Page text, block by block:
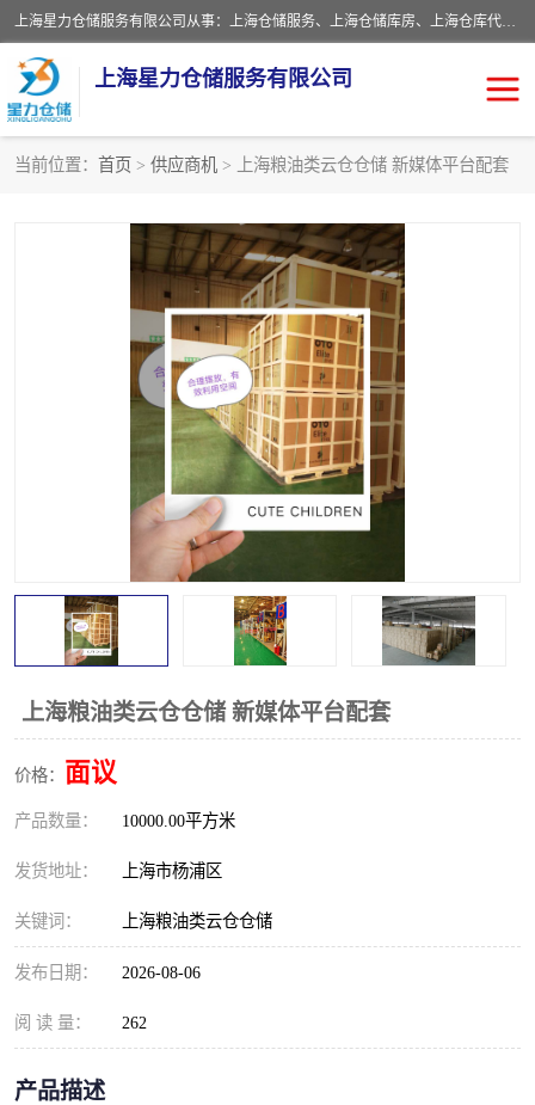
上海星力仓储服务有限公司从事：上海仓储服务、上海仓储库房、上海仓库代运营、上海仓库对外出租、上海仓库外包、上海三方仓储、上海电商仓储代发、上海电商代发货仓库、上海托管仓库、上海仓储配送。上海星力仓储服务有限公司现在拥有100个分仓、10万余平方的标准库房，精炼员工几百名，与几千家客户合作，公司已跻身上海仓储行业前列。欢迎来电咨询！
上海星力仓储服务有限公司
当前位置： 首页 > 供应商机 > 上海粮油类云仓仓储 新媒体平台配套
上海粮油类云仓仓储 新媒体平台配套
价格： 面议
产品数量： 10000.00平方米
发货地址： 上海市杨浦区
关键词： 上海粮油类云仓仓储
发布日期： 2026-08-06
阅 读 量： 262
产品描述
上海仓储配送 上海仓库外包
上海仓库代运营 上海托管仓库
上海第三方仓储 上海仓储服务
上海电商代发货仓库
上海托管仓库